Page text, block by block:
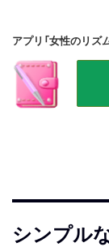
アプリ「女性のリズ
シンプル